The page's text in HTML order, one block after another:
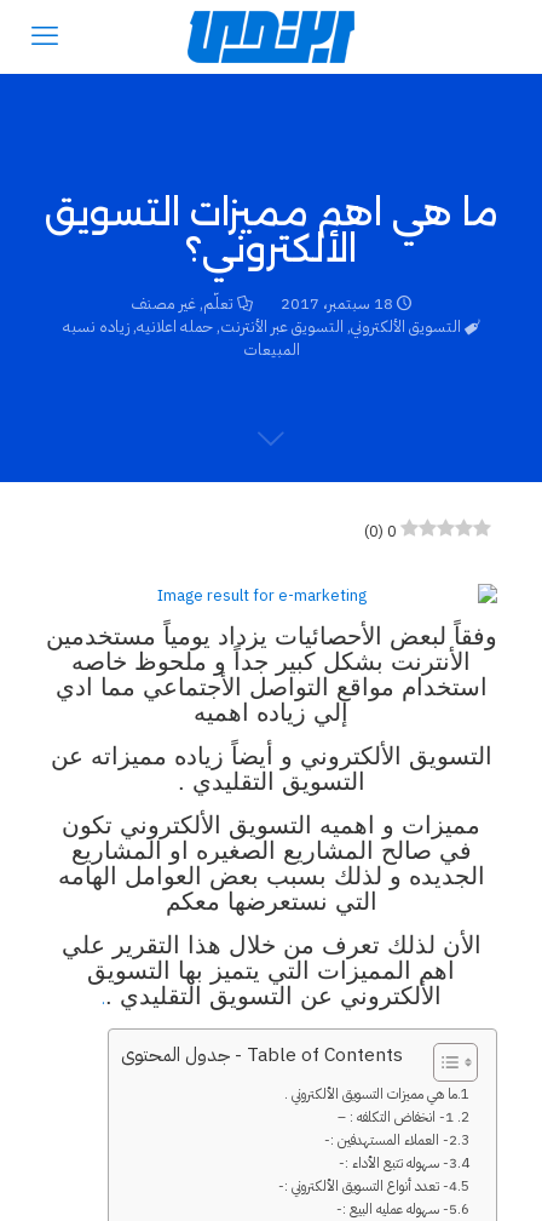
ما هي اهم مميزات التسويق
الألكتروني؟
18 سبتمبر، 2017 تعلّم,غير مصنف
التسويق الألكتروني, التسويق عبر الأنترنت,حمله اعلانيه,زياده نسبه
المبيعات
0
(
0
)
وفقاً لبعض الأحصائيات يزداد يومياً مستخدمين
الأنترنت بشكل كبير جداً و ملحوظ خاصه
استخدام مواقع التواصل الأجتماعي مما ادي
إلي زياده اهميه
التسويق الألكتروني و أيضاً زياده مميزاته عن
التسويق التقليدي .
مميزات و اهميه التسويق الألكتروني تكون
في صالح المشاريع الصغيره او المشاريع
الجديده و لذلك بسبب بعض العوامل الهامه
التي نستعرضها معكم
الأن لذلك تعرف من خلال هذا التقرير علي
اهم المميزات التي يتميز بها التسويق
الألكتروني عن التسويق التقليدي ..
Table of Contents - جدول المحتوى
ما هي مميزات التسويق الألكتروني .
1- انخفاض التكلفه : –
2- العملاء المستهدفين :-
3- سهوله تتبع الأداء :-
4- تعدد أنواع التسويق الألكتروني :-
5- سهوله عمليه البيع :-